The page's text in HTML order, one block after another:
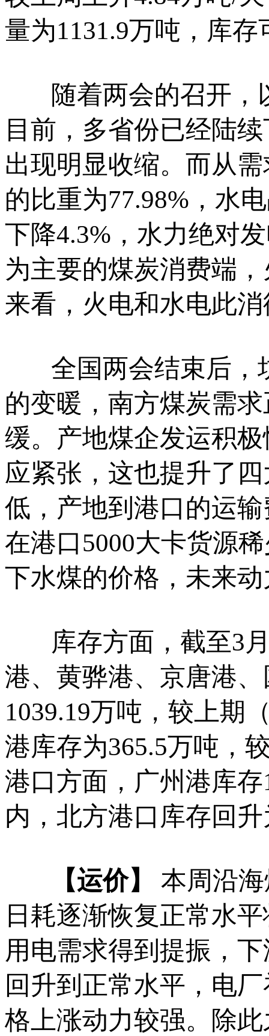
量为1131.9万吨，库
随着两会的召开，
目前，多省份已经陆
出现明显收缩。而从
的比重为77.98%，水
下降4.3%，水力绝对
为主要的煤炭消费端
来看，火电和水电此
全国两会结束后，
的变暖，南方煤炭需
缓。产地煤企发运积
应紧张，这也提升了
低，产地到港口的运
在港口5000大卡货源
下水煤的价格，未来
库存方面，截至3月
港、黄骅港、京唐港
1039.19万吨，较上期
港库存为365.5万吨，
港口方面，广州港库
内，北方港口库存回
【运价】
本周沿
日耗逐渐恢复正常水
用电需求得到提振，
回升到正常水平，电
格上涨动力较强。除